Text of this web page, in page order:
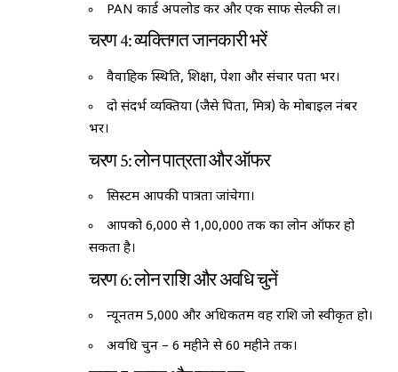
PAN कार्ड अपलोड करें और एक साफ सेल्फी लें।
चरण 4: व्यक्तिगत जानकारी भरें
वैवाहिक स्थिति, शिक्षा, पेशा और संचार पता भरें।
दो संदर्भ व्यक्तियों (जैसे पिता, मित्र) के मोबाइल नंबर
भरें।
चरण 5: लोन पात्रता और ऑफर
सिस्टम आपकी पात्रता जांचेगा।
आपको ₹6,000 से ₹1,00,000 तक का लोन ऑफर हो
सकता है।
चरण 6: लोन राशि और अवधि चुनें
न्यूनतम ₹5,000 और अधिकतम वह राशि जो स्वीकृत हो।
अवधि चुनें – 6 महीने से 60 महीने तक।